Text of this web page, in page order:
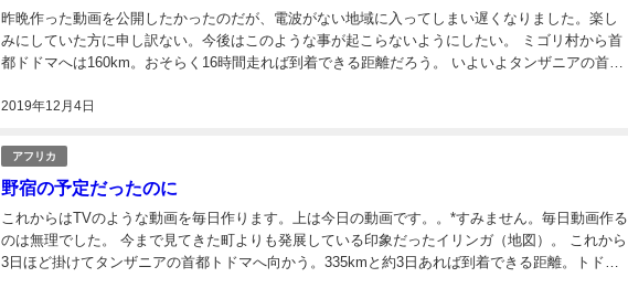
2019年12月4日
昨晩作った動画を公開したかったのだが、電波がない地域に入ってしまい遅くなりました。楽し
みにしていた方に申し訳ない。今後はこのような事が起こらないようにしたい。 ミゴリ村から首
都ドドマへは160km。おそらく16時間走れば到着できる距離だろう。 いよいよタンザニアの首
アフリカ
野宿の予定だったのに
これからはTVのような動画を毎日作ります。上は今日の動画です。。*すみません。毎日動画作る
のは無理でした。 今まで見てきた町よりも発展している印象だったイリンガ（地図）。 これから
3日ほど掛けてタンザニアの首都トドマへ向かう。335kmと約3日あれば到着できる距離。トドマ